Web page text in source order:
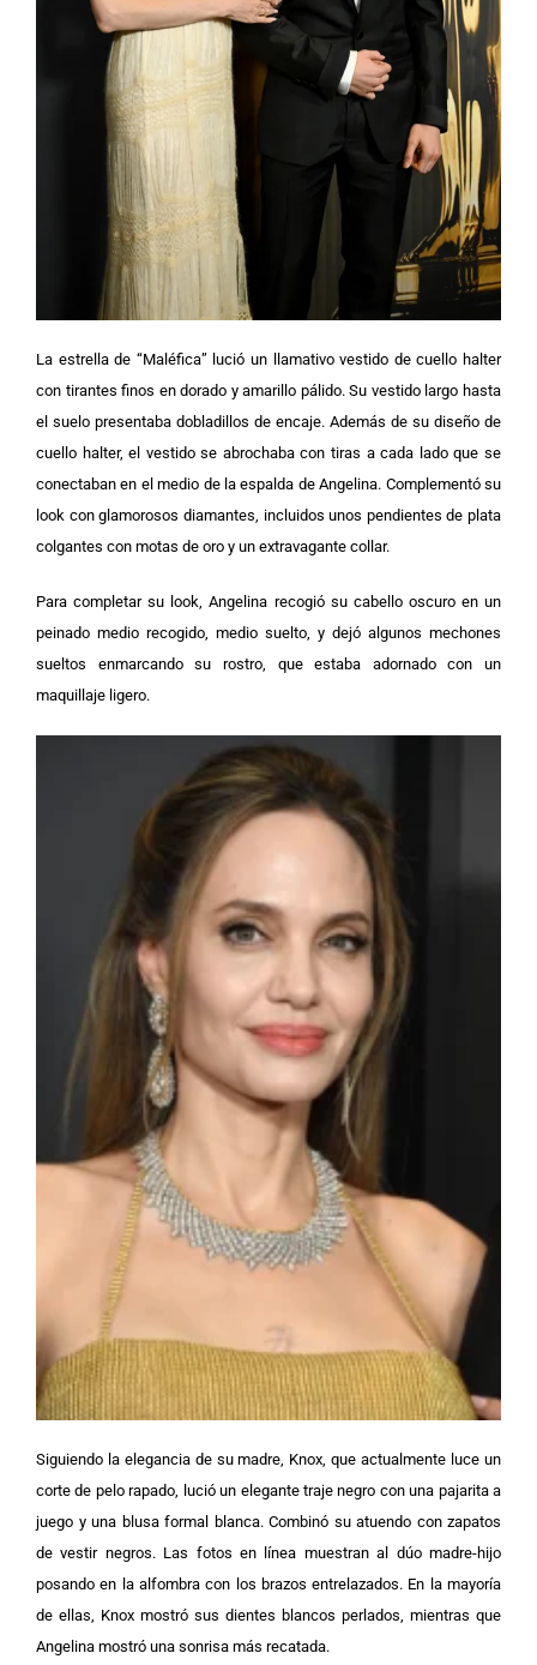
La estrella de “Maléfica” lució un llamativo vestido de cuello halter
con tirantes finos en dorado y amarillo pálido. Su vestido largo hasta
el suelo presentaba dobladillos de encaje. Además de su diseño de
cuello halter, el vestido se abrochaba con tiras a cada lado que se
conectaban en el medio de la espalda de Angelina. Complementó su
look con glamorosos diamantes, incluidos unos pendientes de plata
colgantes con motas de oro y un extravagante collar.
Para completar su look, Angelina recogió su cabello oscuro en un
peinado medio recogido, medio suelto, y dejó algunos mechones
sueltos enmarcando su rostro, que estaba adornado con un
maquillaje ligero.
Siguiendo la elegancia de su madre, Knox, que actualmente luce un
corte de pelo rapado, lució un elegante traje negro con una pajarita a
juego y una blusa formal blanca. Combinó su atuendo con zapatos
de vestir negros. Las fotos en línea muestran al dúo madre-hijo
posando en la alfombra con los brazos entrelazados. En la mayoría
de ellas, Knox mostró sus dientes blancos perlados, mientras que
Angelina mostró una sonrisa más recatada.